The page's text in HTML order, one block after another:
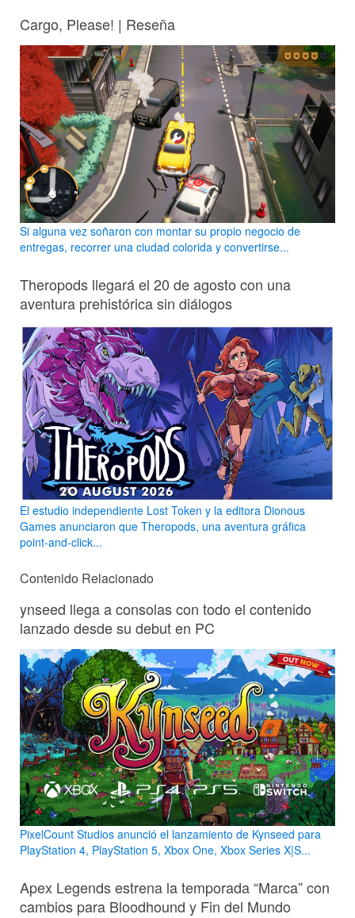
Cargo, Please! | Reseña
Si alguna vez soñaron con montar su propio negocio de
entregas, recorrer una ciudad colorida y convertirse...
Theropods llegará el 20 de agosto con una
aventura prehistórica sin diálogos
El estudio independiente Lost Token y la editora Dionous
Games anunciaron que Theropods, una aventura gráfica
point-and-click...
Contenido Relacionado
ynseed llega a consolas con todo el contenido
lanzado desde su debut en PC
PixelCount Studios anunció el lanzamiento de Kynseed para
PlayStation 4, PlayStation 5, Xbox One, Xbox Series X|S...
Apex Legends estrena la temporada “Marca” con
cambios para Bloodhound y Fin del Mundo